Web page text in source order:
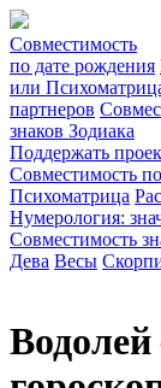
Совместимость
по дате рождения
или
партнеров
знаков Зодиака
Поддержать
Совместимость
Психоматрица
Нумерология:
Совместимость
Дева Весы